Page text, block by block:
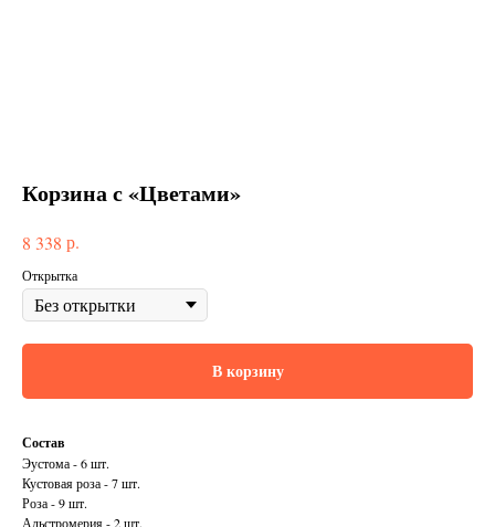
Корзина с «Цветами»
8 338 р.
Открытка
В корзину
Состав
Эустома - 6 шт.
Кустовая роза - 7 шт.
Роза - 9 шт.
Альстромерия - 2 шт.